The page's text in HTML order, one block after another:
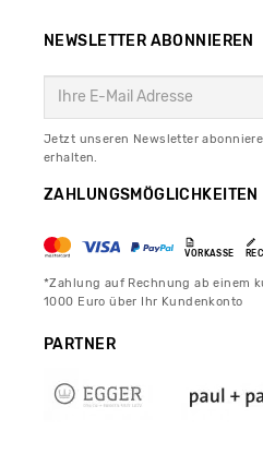
NEWSLETTER ABONNIEREN
Jetzt unseren Newsletter
erhalten.
ZAHLUNGSMÖGLICHKEITEN
VORKASSE
*Zahlung auf Rechnung ab einem
1000 Euro über Ihr Kundenkonto
PARTNER